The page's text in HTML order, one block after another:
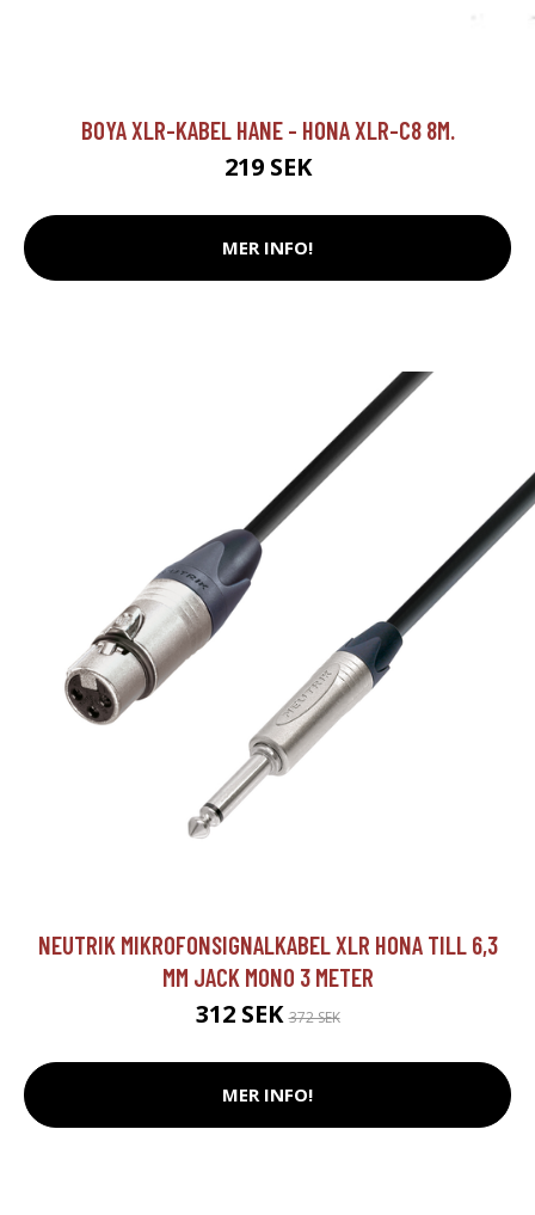
BOYA XLR-KABEL HANE - HONA XLR-C8 8M.
219 SEK
MER INFO!
NEUTRIK MIKROFONSIGNALKABEL XLR HONA TILL 6,3
MM JACK MONO 3 METER
312 SEK372 SEK
MER INFO!